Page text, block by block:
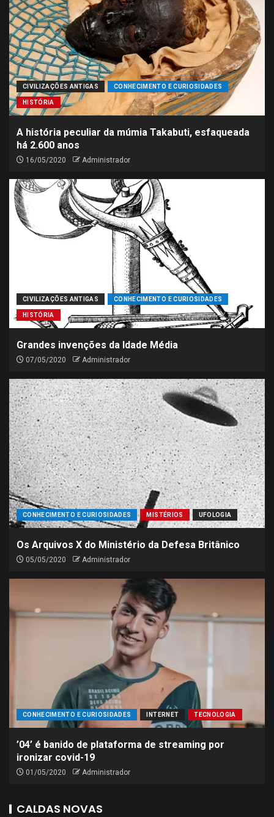
CIVILIZAÇÕES ANTIGAS CONHECIMENTO E CURIOSIDADES
HISTÓRIA
A história peculiar da múmia Takabuti, esfaqueada
há 2.600 anos
16/05/2020 Administrador
CIVILIZAÇÕES ANTIGAS CONHECIMENTO E CURIOSIDADES
HISTÓRIA
Grandes invenções da Idade Média
07/05/2020 Administrador
CONHECIMENTO E CURIOSIDADES MISTÉRIOS UFOLOGIA
Os Arquivos X do Ministério da Defesa Britânico
05/05/2020 Administrador
CONHECIMENTO E CURIOSIDADES INTERNET TECNOLOGIA
’04’ é banido de plataforma de streaming por
ironizar covid-19
01/05/2020 Administrador
CALDAS NOVAS